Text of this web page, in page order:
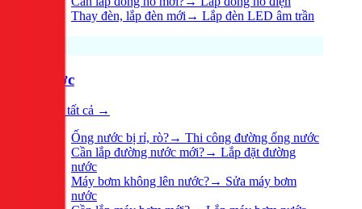
Thay đèn, lắp đèn mới → Lắp đèn LED âm trần
Nước
Xem tất cả →
Ống nước bị rỉ, rò?→ Thi công đường ống nước
Cần lắp đường nước mới?→ Lắp đặt đường
nước
Máy bơm không lên nước?→ Sửa máy bơm
nước